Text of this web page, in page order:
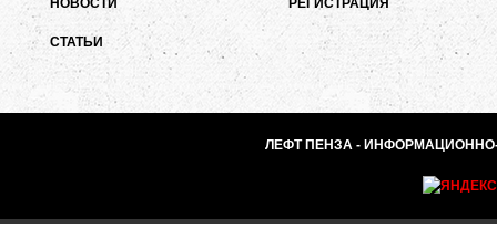
НОВОСТИ
СТАТЬИ
РЕГИСТРАЦИЯ
ЛЕФТ ПЕНЗА - ИНФОРМАЦИОННО-